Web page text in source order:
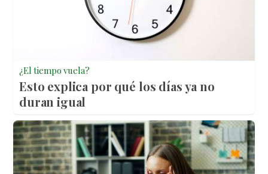
¿El tiempo vuela?
Esto explica por qué los días ya no
duran igual